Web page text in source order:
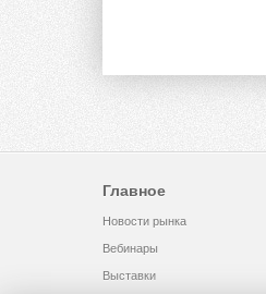
Главное
Новости рынка
Вебинары
Выставки